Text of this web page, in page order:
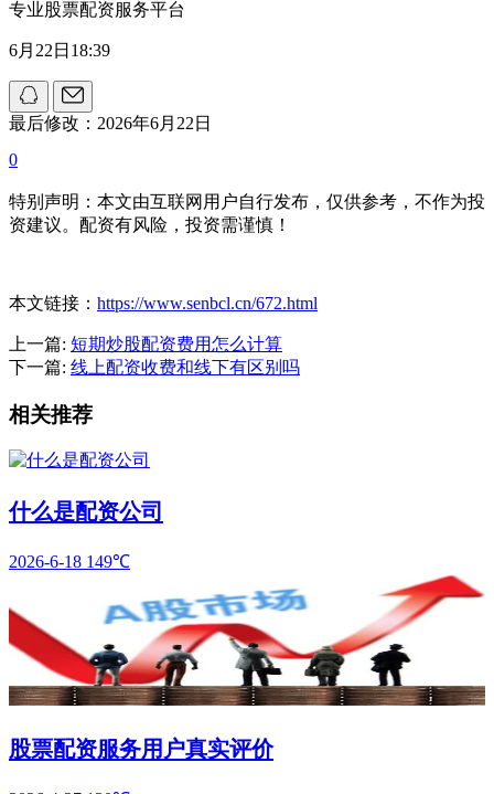
专业股票配资服务平台
6月22日18:39
最后修改：2026年6月22日
0
特别声明：本文由互联网用户自行发布，仅供参考，不作为投
资建议。配资有风险，投资需谨慎！
本文链接： https://www.senbcl.cn/672.html
上一篇: 短期炒股配资费用怎么计算
下一篇: 线上配资收费和线下有区别吗
相关推荐
什么是配资公司
2026-6-18 149℃
股票配资服务用户真实评价